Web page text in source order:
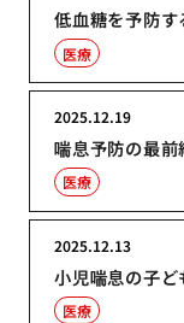
低血糖を予防
医療
喘息予防の最
2025.12.19
医療
小児喘息の子
2025.12.13
医療